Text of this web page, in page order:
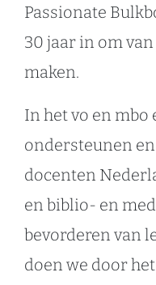
Passionate
30 jaar in om
maken.
In het vo en
ondersteunen
docenten
en biblio- en
bevorderen van
doen we door